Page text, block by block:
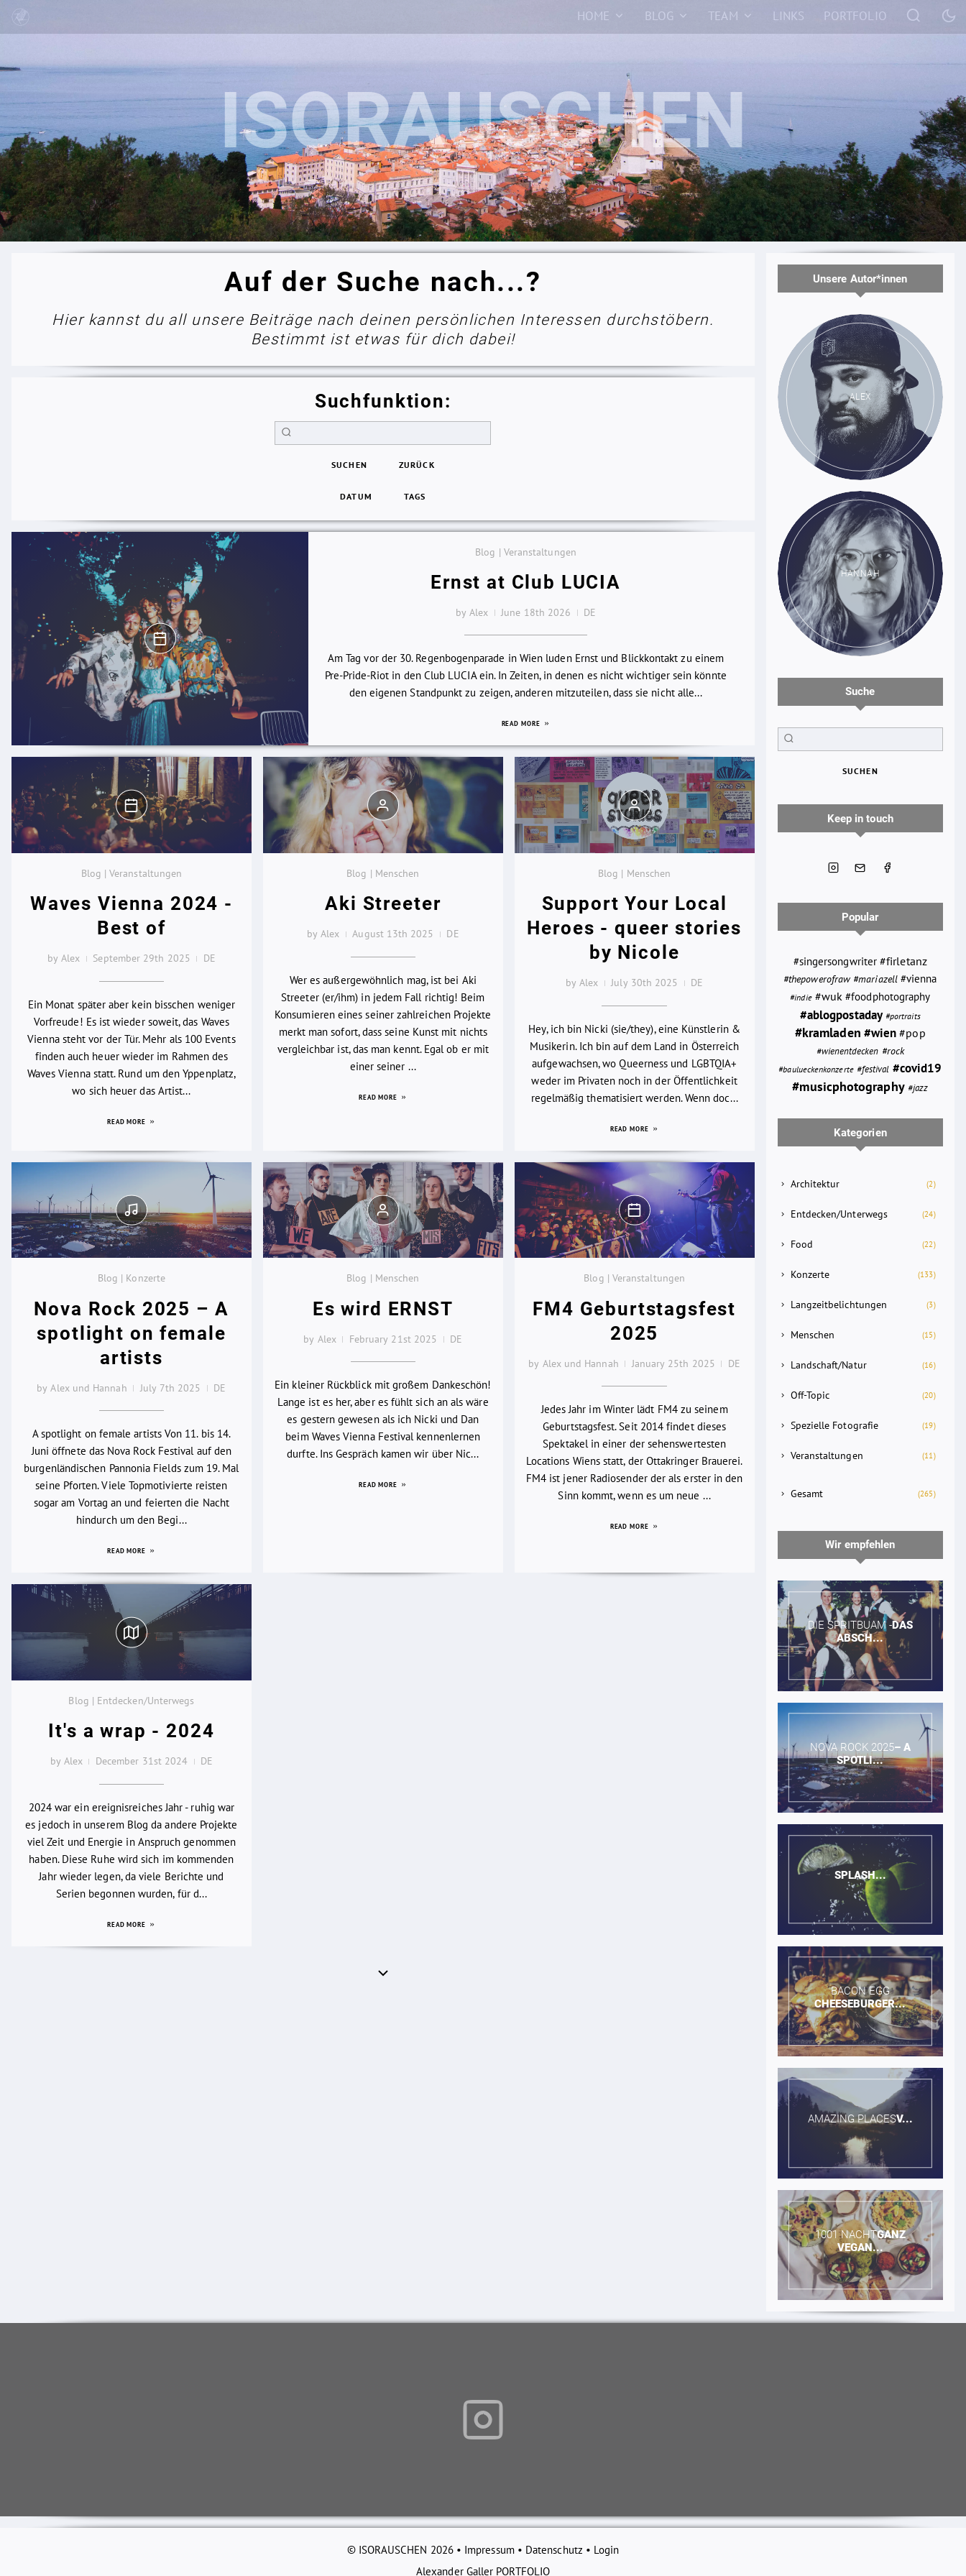
HOME BLOG TEAM LINKS PORTFOLIO
Auf der Suche nach...?
Hier kannst du all unsere Beiträge nach deinen persönlichen Interessen durchstöbern.
Bestimmt ist etwas für dich dabei!
Suchfunktion:
SUCHEN ZURÜCK
DATUM TAGS
Blog | Veranstaltungen
Ernst at Club LUCIA
by Alex June 18th 2026 DE
Am Tag vor der 30. Regenbogenparade in Wien luden Ernst und Blickkontakt zu einem
Pre-Pride-Riot in den Club LUCIA ein. In Zeiten, in denen es nicht wichtiger sein könnte
den eigenen Standpunkt zu zeigen, anderen mitzuteilen, dass sie nicht alle...
READ MORE
Blog | Veranstaltungen
Waves Vienna 2024 -
Best of
by Alex September 29th 2025 DE
Ein Monat später aber kein bisschen weniger
Vorfreude! Es ist wieder soweit, das Waves
Vienna steht vor der Tür. Mehr als 100 Events
finden auch heuer wieder im Rahmen des
Waves Vienna statt. Rund um den Yppenplatz,
wo sich heuer das Artist...
READ MORE
Blog | Menschen
Aki Streeter
by Alex August 13th 2025 DE
Wer es außergewöhnlich mag, ist bei Aki
Streeter (er/ihm) in jedem Fall richtig! Beim
Konsumieren eines seiner zahlreichen Projekte
merkt man sofort, dass seine Kunst mit nichts
vergleichbar ist, das man kennt. Egal ob er mit
einer seiner ...
READ MORE
Blog | Menschen
Support Your Local
Heroes - queer stories
by Nicole
by Alex July 30th 2025 DE
Hey, ich bin Nicki (sie/they), eine Künstlerin &
Musikerin. Ich bin auf dem Land in Österreich
aufgewachsen, wo Queerness und LGBTQIA+
weder im Privaten noch in der Öffentlichkeit
regelmäßig thematisiert werden. Wenn doc...
READ MORE
Blog | Konzerte
Nova Rock 2025 – A
spotlight on female
artists
by Alex und Hannah July 7th 2025 DE
A spotlight on female artists Von 11. bis 14.
Juni öffnete das Nova Rock Festival auf den
burgenländischen Pannonia Fields zum 19. Mal
seine Pforten. Viele Topmotivierte reisten
sogar am Vortag an und feierten die Nacht
hindurch um den Begi...
READ MORE
Blog | Menschen
Es wird ERNST
by Alex February 21st 2025 DE
Ein kleiner Rückblick mit großem Dankeschön!
Lange ist es her, aber es fühlt sich an als wäre
es gestern gewesen als ich Nicki und Dan
beim Waves Vienna Festival kennenlernen
durfte. Ins Gespräch kamen wir über Nic...
READ MORE
Blog | Veranstaltungen
FM4 Geburtstagsfest
2025
by Alex und Hannah January 25th 2025 DE
Jedes Jahr im Winter lädt FM4 zu seinem
Geburtstagsfest. Seit 2014 findet dieses
Spektakel in einer der sehenswertesten
Locations Wiens statt, der Ottakringer Brauerei.
FM4 ist jener Radiosender der als erster in den
Sinn kommt, wenn es um neue ...
READ MORE
Blog | Entdecken/Unterwegs
It's a wrap - 2024
by Alex December 31st 2024 DE
2024 war ein ereignisreiches Jahr - ruhig war
es jedoch in unserem Blog da andere Projekte
viel Zeit und Energie in Anspruch genommen
haben. Diese Ruhe wird sich im kommenden
Jahr wieder legen, da viele Berichte und
Serien begonnen wurden, für d...
READ MORE
Unsere Autor*innen
ALEX
HANNAH
Suche
SUCHEN
Keep in touch
Popular
#singersongwriter #firletanz
#thepowerofraw #mariazell #vienna
#indie #wuk #foodphotography
#ablogpostaday #portraits
#kramladen #wien #pop
#wienentdecken #rock
#baulueckenkonzerte #festival #covid19
#musicphotography #jazz
Kategorien
Architektur (2)
Entdecken/Unterwegs (24)
Food (22)
Konzerte (133)
Langzeitbelichtungen (3)
Menschen (15)
Landschaft/Natur (16)
Off-Topic (20)
Spezielle Fotografie (19)
Veranstaltungen (11)
Gesamt (265)
Wir empfehlen
DIE SPRITBUAM -​DAS
ABSCH...
NOVA ROCK 2025​– A
SPOTLI...
SPLASH...
BACON EGG​
CHEESEBURGER...
AMAZING PLACES​V...
1001 NACHT​GANZ
VEGAN...
© ISORAUSCHEN 2026 • Impressum• Datenschutz • Login
Alexander Galler PORTFOLIO